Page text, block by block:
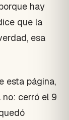
hay
que la
esa
esta página,
no: cerró el 9